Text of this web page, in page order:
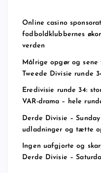
Online casino
fodboldklubbernes
verden
Målrige opgør og
Tweede Divisie runde
Eredivisie runde 34:
VAR-drama – hele
Derde Divisie –
udladninger og tætte
Ingen uafgjorte og
Derde Divisie –